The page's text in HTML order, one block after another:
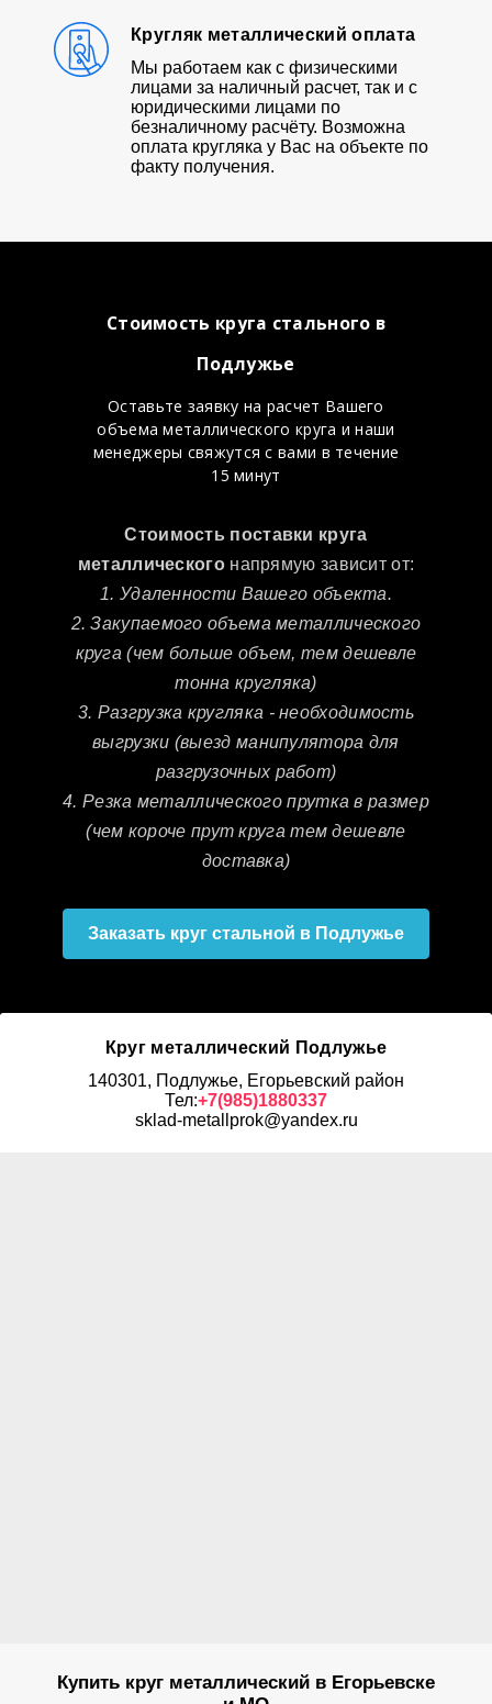
Кругляк металлический оплата
Мы работаем как с физическими
лицами за наличный расчет, так и с
юридическими лицами по
безналичному расчёту. Возможна
оплата кругляка у Вас на объекте по
факту получения.
Стоимость круга стального в
Подлужье
Оставьте заявку на расчет Вашего
объема металлического круга и наши
менеджеры свяжутся с вами в течение
15 минут
Стоимость поставки круга
металлического напрямую зависит от:
1. Удаленности Вашего объекта.
2. Закупаемого объема металлического
круга (чем больше объем, тем дешевле
тонна кругляка)
3. Разгрузка кругляка - необходимость
выгрузки (выезд манипулятора для
разгрузочных работ)
4. Резка металлического прутка в размер
(чем короче прут круга тем дешевле
доставка)
Заказать круг стальной в Подлужье
Круг металлический Подлужье
140301, Подлужье, Егорьевский район
Тел:+7(985)1880337
sklad-metallprok@yandex.ru
Купить круг металлический в Егорьевске